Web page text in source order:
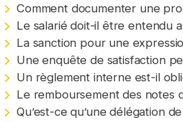
Comment documenter une
Le salarié doit-il être entendu
La sanction pour une
Une enquête de satisfaction
Un règlement interne est-il
Le remboursement des notes
Qu’est-ce qu’une délégation